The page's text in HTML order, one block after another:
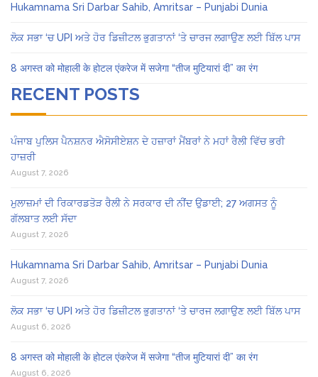
Hukamnama Sri Darbar Sahib, Amritsar – Punjabi Dunia
ਲੋਕ ਸਭਾ ‘ਚ UPI ਅਤੇ ਹੋਰ ਡਿਜ਼ੀਟਲ ਭੁਗਤਾਨਾਂ ‘ਤੇ ਚਾਰਜ ਲਗਾਉਣ ਲਈ ਬਿੱਲ ਪਾਸ
8 अगस्त को मोहाली के होटल एंकरेज में सजेगा “तीज मुटियारां दी” का रंग
RECENT POSTS
ਪੰਜਾਬ ਪੁਲਿਸ ਪੈਨਸ਼ਨਰ ਐਸੋਸੀਏਸ਼ਨ ਦੇ ਹਜ਼ਾਰਾਂ ਮੈਂਬਰਾਂ ਨੇ ਮਹਾਂ ਰੈਲੀ ਵਿੱਚ ਭਰੀ
ਹਾਜ਼ਰੀ
August 7, 2026
ਮੁਲਾਜ਼ਮਾਂ ਦੀ ਰਿਕਾਰਡਤੋੜ ਰੈਲੀ ਨੇ ਸਰਕਾਰ ਦੀ ਨੀਂਦ ਉਡਾਈ; 27 ਅਗਸਤ ਨੂੰ
ਗੱਲਬਾਤ ਲਈ ਸੱਦਾ
August 7, 2026
Hukamnama Sri Darbar Sahib, Amritsar – Punjabi Dunia
August 7, 2026
ਲੋਕ ਸਭਾ ‘ਚ UPI ਅਤੇ ਹੋਰ ਡਿਜ਼ੀਟਲ ਭੁਗਤਾਨਾਂ ‘ਤੇ ਚਾਰਜ ਲਗਾਉਣ ਲਈ ਬਿੱਲ ਪਾਸ
August 6, 2026
8 अगस्त को मोहाली के होटल एंकरेज में सजेगा “तीज मुटियारां दी” का रंग
August 6, 2026